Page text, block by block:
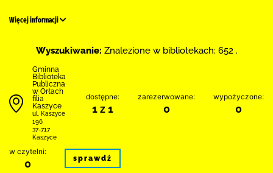
Więcej informacji
Wyszukiwanie: Znalezione w bibliotekach: 652 .
Gminna
Biblioteka
Publiczna
w Orłach
filia
Kaszyce
ul. Kaszyce
196
37-717
Kaszyce
dostępne:
1 z 1
zarezerwowane:
0
wypożyczone:
0
w czytelni:
0 sprawdź